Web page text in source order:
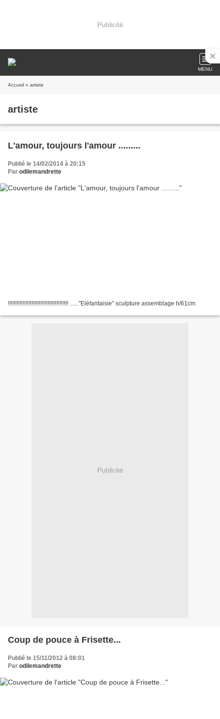
Publicité
MENU
Accueil » artiste
artiste
L'amour, toujours l'amour .........
Publié le 14/02/2014 à 20:15
Par odilemandrette
!!!!!!!!!!!!!!!!!!!!!!!!!!!!!!!!!!!!!!!!! ......"Eléfantaisie" sculpture assemblage h/61cm
Publicité
Coup de pouce à Frisette...
Publié le 15/11/2012 à 08:01
Par odilemandrette